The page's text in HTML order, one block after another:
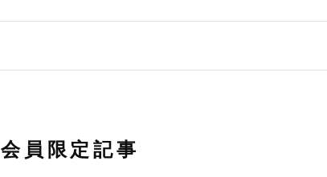
会員限定記事